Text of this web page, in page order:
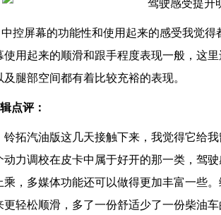
屏幕的功能性和使用起来的感受我觉得
使用起来的顺滑和跟手程度表现一般，这
及腿部空间都有着比较充裕的表现。
点评：
汽油版这几天接触下来，我觉得它给我
动力调校在皮卡中属于好开的那一类，驾
乘，多媒体功能还可以做得更加丰富一些
更轻松顺滑，多了一份舒适少了一份柴油